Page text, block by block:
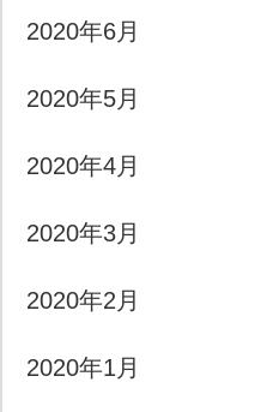
2020年6月
2020年5月
2020年4月
2020年3月
2020年2月
2020年1月